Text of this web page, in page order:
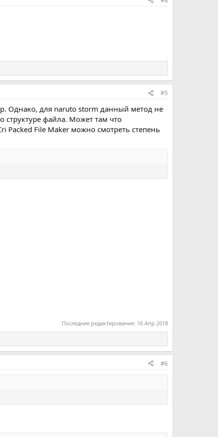
#5
Однако, для naruto storm данный метод не
структуре файла. Может там что
Packed File Maker можно смотреть степень
Последнее редактирование: 16 Апр 2018
#6